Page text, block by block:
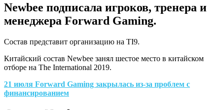
Newbee подписала игроков, тренера и
менеджера Forward Gaming.
Cостав представит организацию на TI9.
Китайский состав Newbee занял шестое место в китайском
отборе на The International 2019.
21 июля Forward Gaming закрылась из-за проблем с
финансированием